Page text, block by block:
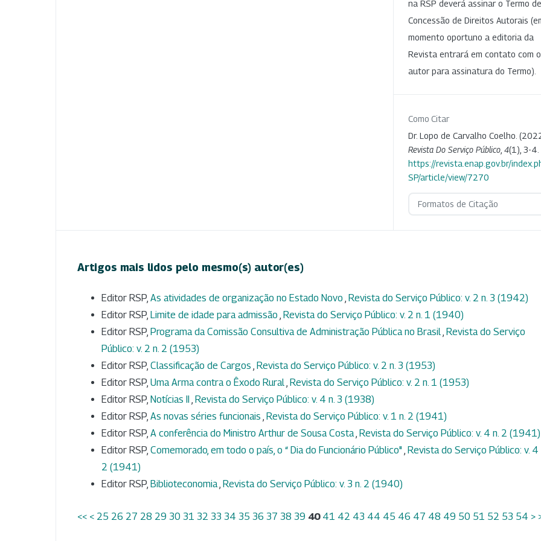
na RSP deverá assinar o Termo de
Concessão de Direitos Autorais
momento oportuno a editoria da
Revista entrará em contato com o
autor para assinatura do Termo).
Como Citar
Dr. Lopo de Carvalho Coelho.
Revista Do Serviço Público 4(1), 3-4.
https://revista.enap.gov.br/
SP/article/view/7270
Formatos de Citação
Artigos mais lidos pelo mesmo(s) autor(es)
Editor RSP, As atividades de organização no Estado Novo , Revista do Serviço Público: v. 2 n. 3 (1942)
Editor RSP, Limite de idade para admissão , Revista do Serviço Público: v. 2 n. 1 (1940)
Editor RSP, Programa da Comissão Consultiva de Administração Pública no Brasil, Revista do Serviço
Público: v. 2 n. 2 (1953)
Editor RSP, Classificação de Cargos , Revista do Serviço Público: v. 2 n. 3 (1953)
Editor RSP, Uma Arma contra o Êxodo Rural, Revista do Serviço Público: v. 2 n. 1 (1953)
Editor RSP, Notícias II , Revista do Serviço Público: v. 4 n. 3 (1938)
Editor RSP, As novas séries funcionais , Revista do Serviço Público: v. 1 n. 2 (1941)
Editor RSP, A conferência do Ministro Arthur de Sousa Costa, Revista do Serviço Público: v. 4 n. 2 (1941)
Editor RSP, Comemorado, em todo o país, o “ Dia do Funcionário Público" , Revista do Serviço Público: v. 4
2 (1941)
Editor RSP, Biblioteconomia, Revista do Serviço Público: v. 3 n. 2 (1940)
<< < 25 26 27 28 29 30 31 32 33 34 35 36 37 38 39 40 41 42 43 44 45 46 47 48 49 50 51 52 53 54 >